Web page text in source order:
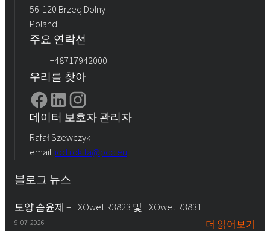
56-120 Brzeg Dolny
Poland
주요 연락선
+48717942000
우리를 찾아
데이터 보호자 관리자
Rafał Szewczyk
email: iod.rokita@pcc.eu
블로그 뉴스
토양 습윤제 – EXOwet R3823 및 EXOwet R3831
9-07-2026 더 읽어보기